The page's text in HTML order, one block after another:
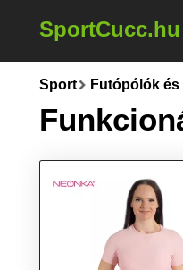
SportCucc.hu
Sport Futópólók